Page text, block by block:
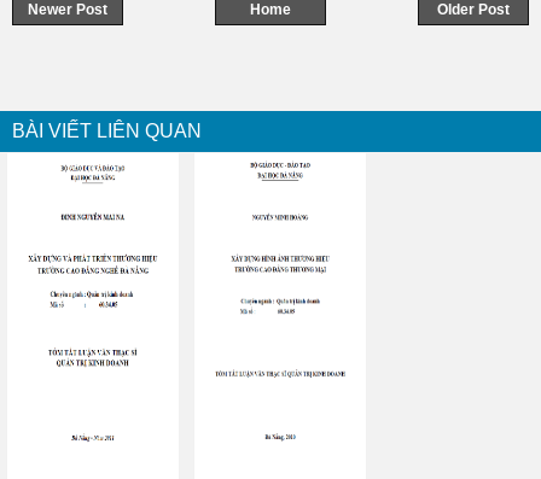
Newer Post Older Post
Home
BÀI VIẾT LIÊN QUAN